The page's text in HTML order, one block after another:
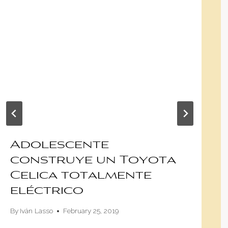
Adolescente
construye un Toyota
Celica totalmente
eléctrico
By Iván Lasso February 25, 2019